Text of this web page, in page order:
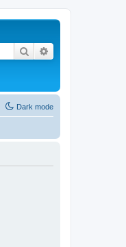
Suche
Dark mode